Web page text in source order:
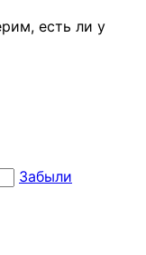
есть ли у
Забыли